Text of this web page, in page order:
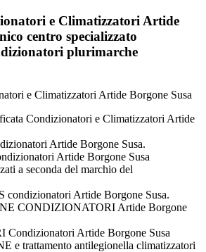
e Climatizzatori Artide
centro specializzato
plurimarche
Condizionatori e Climatizzatori Artide
Artide Borgone Susa.
Artide Borgone Susa
a seconda del marchio del
Artide Borgone Susa.
CONDIZIONATORI Artide Borgone
Artide Borgone Susa
e trattamento antilegionella climatizzatori